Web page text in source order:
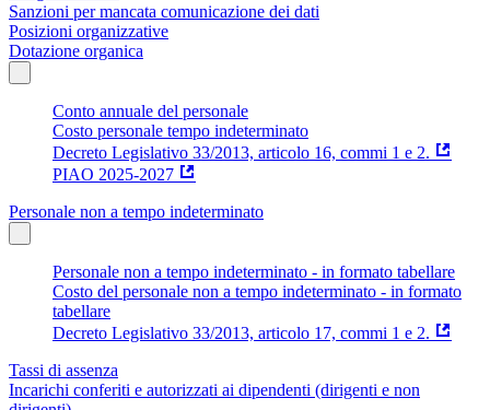
Sanzioni per mancata comunicazione dei dati
Posizioni organizzative
Dotazione organica
Conto annuale del personale
Costo personale tempo indeterminato
Decreto Legislativo 33/2013, articolo 16, commi 1 e 2.
PIAO 2025-2027
Personale non a tempo indeterminato
Personale non a tempo indeterminato - in formato tabellare
Costo del personale non a tempo indeterminato - in formato
tabellare
Decreto Legislativo 33/2013, articolo 17, commi 1 e 2.
Tassi di assenza
Incarichi conferiti e autorizzati ai dipendenti (dirigenti e non